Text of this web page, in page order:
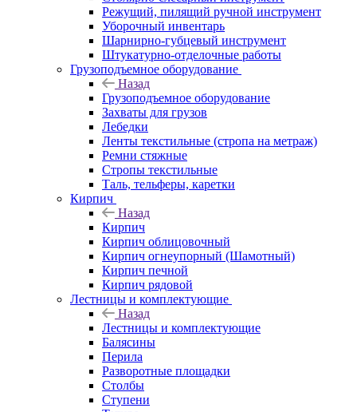
Режущий, пилящий ручной инструмент
Уборочный инвентарь
Шарнирно-губцевый инструмент
Штукатурно-отделочные работы
Грузоподъемное оборудование
Назад
Грузоподъемное оборудование
Захваты для грузов
Лебедки
Ленты текстильные (стропа на метраж)
Ремни стяжные
Стропы текстильные
Таль, тельферы, каретки
Кирпич
Назад
Кирпич
Кирпич облицовочный
Кирпич огнеупорный (Шамотный)
Кирпич печной
Кирпич рядовой
Лестницы и комплектующие
Назад
Лестницы и комплектующие
Балясины
Перила
Разворотные площадки
Столбы
Ступени